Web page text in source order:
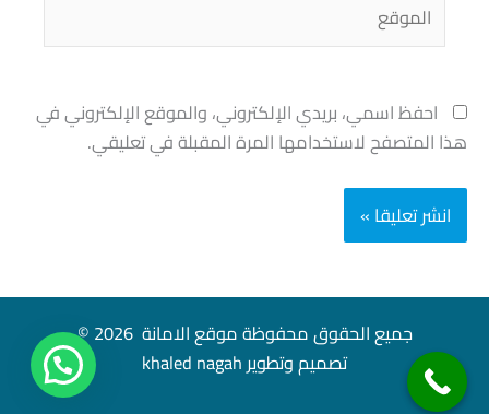
احفظ اسمي، بريدي الإلكتروني، والموقع الإلكتروني في
هذا المتصفح لاستخدامها المرة المقبلة في تعليقي.
جميع الحقوق محفوظة موقع الامانة 2026 ©
تصميم وتطوير khaled nagah